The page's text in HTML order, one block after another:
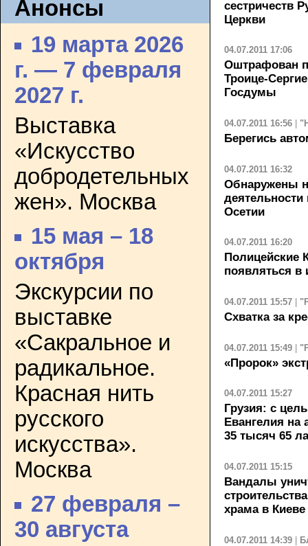
Анонсы
19 марта 2026
г. — 7 февраля
2027 г.
Выставка
«Искусство
добродетельных
жен». Москва
15 мая – 18
октября
Экскурсии по
выставке
«Сакральное и
радикальное.
Красная нить
русского
искусства».
Москва
27 февраля –
30 августа
сестричеств
Церкви
04.07.2011 17:06
Оштрафован
Троице-
Госдумы
04.07.2011 16:56
Берегись
04.07.2011 16:32
Обнаружены
Осетии
04.07.2011 16:20
Полицейские
появляться в
04.07.2011 15:57
Схватка за
04.07.2011 15:49 |
«Пророк»
04.07.2011 15:27
Грузия: с
Евангелия на
35 тысяч 65
04.07.2011 15:15
Вандалы
храма в Киеве
04.07.2011 14:39 |